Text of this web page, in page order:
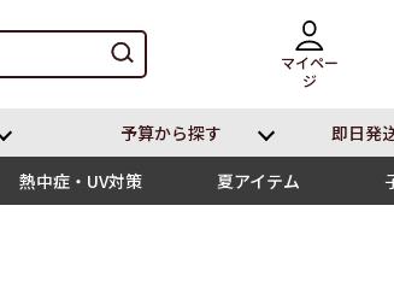
マイペー
ジ
予算から探す 即⽇発
熱中症・UV対策 夏アイテム